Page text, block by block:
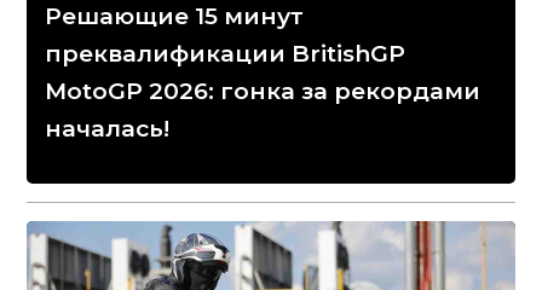
Решающие 15 минут
преквалификации BritishGP
MotoGP 2026: гонка за рекордами
началась!